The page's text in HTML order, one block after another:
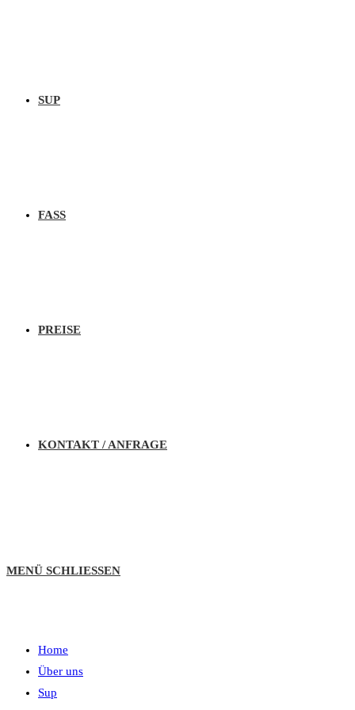
SUP
FASS
PREISE
KONTAKT / ANFRAGE
MENÜ SCHLIESSEN
Home
Über uns
Sup